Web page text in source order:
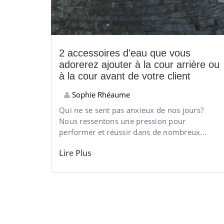
2 accessoires d'eau que vous
adorerez ajouter à la cour arrière ou
à la cour avant de votre client
Sophie Rhéaume
Qui ne se sent pas anxieux de nos jours?
Nous ressentons une pression pour
performer et réussir dans de nombreux...
Lire Plus